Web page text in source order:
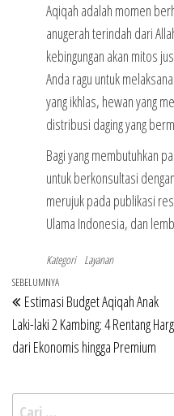
Aqiqah adalah momen
anugerah terindah dari
kebingungan akan mitos
Anda ragu untuk
yang ikhlas, hewan yang
distribusi daging yang
Bagi yang membutuhkan
untuk berkonsultasi
merujuk pada publikasi
Ulama Indonesia, dan
Kategori Layanan
Navigasi
pos
Pos
Sebelumnya
SEBELUMNYA
Estimasi Budget Aqiqah Anak
Laki-laki 2 Kambing: 4 Rentang
dari Ekonomis hingga Premium
Cari